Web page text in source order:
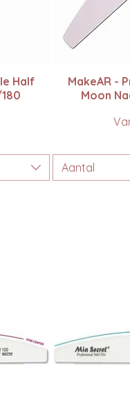
Half
MakeAR -
Moon
Aantal